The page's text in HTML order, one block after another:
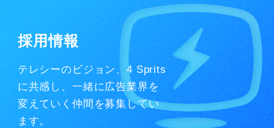
採用情報
テレシーのビジョン、4 Sprits
に共感し、一緒に広告業界を
変えていく仲間を募集してい
ます。